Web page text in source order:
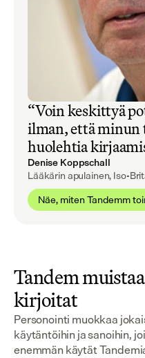
“Voin keskittyä
ilman, että minun
huolehtia
Denise Koppschall
Lääkärin apulainen, Iso-
Näe, miten Tandemm
Tandem
kirjoitat
Personointi muokkaa
käytäntöihin ja sanoihin,
enemmän käytät